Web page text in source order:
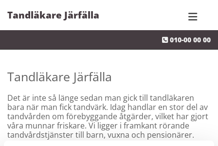
Tandläkare Järfälla
010-00 00 00
Tandläkare Järfälla
Det är inte så länge sedan man gick till tandläkaren
bara när man fick tandvärk. Idag handlar en stor del av
tandvården om förebyggande åtgärder, vilket har gjort
våra munnar friskare. Vi ligger i framkant rörande
tandvårdstjänster till barn, vuxna och pensionärer.